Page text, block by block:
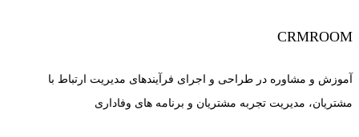
CRMROOM
آموزش و مشاوره در طراحی و اجرای فرآیندهای مدیریت ارتباط با
مشتریان، مدیریت تجربه مشتریان و برنامه های وفاداری